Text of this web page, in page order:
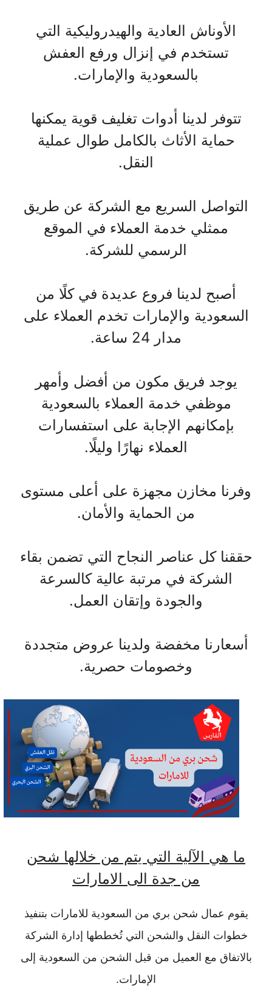
الأوناش العادية والهيدروليكية التي
تستخدم في إنزال ورفع العفش
بالسعودية والإمارات.
تتوفر لدينا أدوات تغليف قوية يمكنها
حماية الأثاث بالكامل طوال عملية
النقل.
التواصل السريع مع الشركة عن طريق
ممثلي خدمة العملاء في الموقع
الرسمي للشركة.
أصبح لدينا فروع عديدة في كلًا من
السعودية والإمارات تخدم العملاء على
مدار 24 ساعة.
يوجد فريق مكون من أفضل وأمهر
موظفي خدمة العملاء بالسعودية
بإمكانهم الإجابة على استفسارات
العملاء نهارًا وليلًا.
وفرنا مخازن مجهزة على أعلى مستوى
من الحماية والأمان.
حققنا كل عناصر النجاح التي تضمن بقاء
الشركة في مرتبة عالية كالسرعة
والجودة وإتقان العمل.
أسعارنا مخفضة ولدينا عروض متجددة
وخصومات حصرية.
ما هي الآلية التي يتم من خلالها شحن
من جدة الى الامارات
يقوم عمال شحن بري من السعودية للامارات بتنفيذ
خطوات النقل والشحن التي تُخططها إدارة الشركة
بالاتفاق مع العميل من قبل الشحن من السعودية إلى
الإمارات.